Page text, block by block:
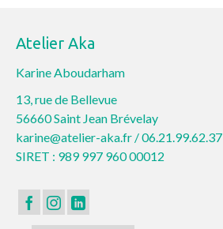
Atelier Aka
Karine Aboudarham
13, rue de Bellevue
56660 Saint Jean Brévelay
karine@atelier-aka.fr /06.21.99.62.37
SIRET : 989 997 960 00012